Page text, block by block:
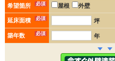
希望箇所 必須 屋根 外壁
延床面積 必須 坪
築年数 必須 年